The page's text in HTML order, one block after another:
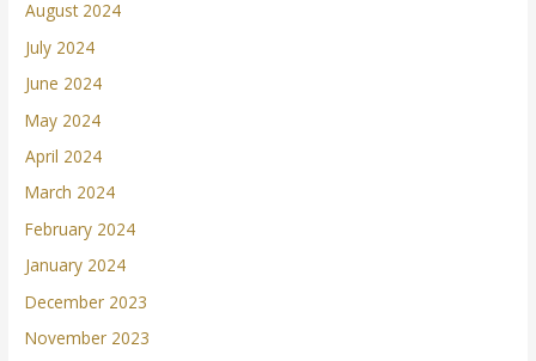
August 2024
July 2024
June 2024
May 2024
April 2024
March 2024
February 2024
January 2024
December 2023
November 2023